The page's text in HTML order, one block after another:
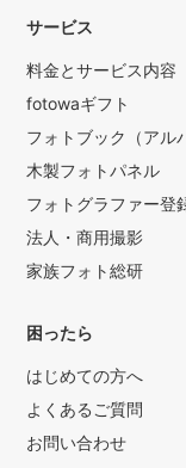
サービス
料金とサービス内容
fotowaギフト
フォトブック（アル
木製フォトパネル
フォトグラファー登
法人・商用撮影
家族フォト総研
困ったら
はじめての方へ
よくあるご質問
お問い合わせ